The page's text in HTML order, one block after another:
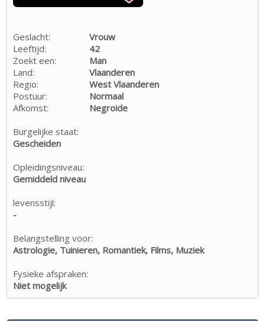
Geslacht:
Vrouw
Leeftijd:
42
Zoekt een:
Man
Land:
Vlaanderen
Regio:
West Vlaanderen
Postuur:
Normaal
Afkomst:
Negroide
Burgelijke staat:
Gescheiden
Opleidingsniveau:
Gemiddeld niveau
levensstijl:
-
Belangstelling voor:
Astrologie, Tuinieren, Romantiek, Films, Muziek
Fysieke afspraken:
Niet mogelijk